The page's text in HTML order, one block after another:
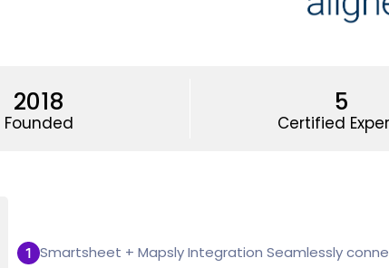
5
Certified
2018
Founded
Smartsheet + Mapsly Integration Seamlessly